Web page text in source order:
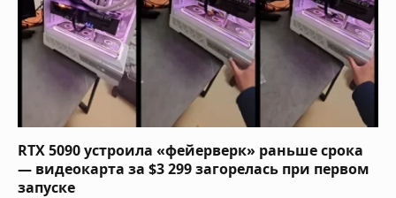
RTX 5090 устроила «фейерверк» раньше срока
— видеокарта за $3 299 загорелась при первом
запуске